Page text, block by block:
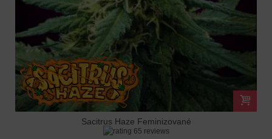
Sacitrus Haze Feminizované
65 reviews